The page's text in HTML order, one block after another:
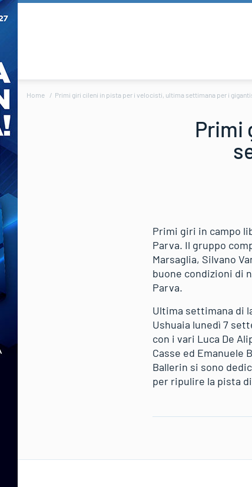
Home Primi giri cileni in pista per i velocisti, ultima settimana per i
Primi
Primi giri in campo
Parva. Il gruppo
Marsaglia, Silvano
buone condizioni di
Parva.
Ultima settimana di
Ushuaia lunedì 7
con i vari Luca De
Casse ed Emanuele
Ballerin si sono
per ripulire la pista